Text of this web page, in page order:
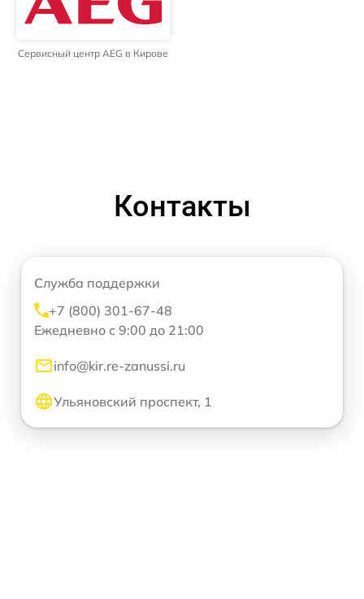
Сервисный центр AEG в Кирове
Контакты
Служба поддержки
+7 (800) 301-67-48
Ежедневно с 9:00 до 21:00
info@kir.re-zanussi.ru
Ульяновский проспект, 1